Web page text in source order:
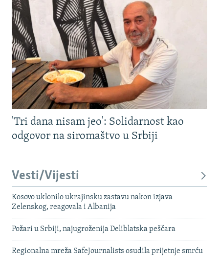
'Tri dana nisam jeo': Solidarnost kao
odgovor na siromaštvo u Srbiji
Vesti/Vijesti
Kosovo uklonilo ukrajinsku zastavu nakon izjava
Zelenskog, reagovala i Albanija
Požari u Srbiji, najugroženija Deliblatska peščara
Regionalna mreža SafeJournalists osudila prijetnje smrću